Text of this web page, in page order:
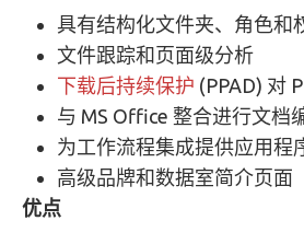
具有结构化文件夹、角色和
文件跟踪和页面级分析
下载后持续保护 (PPAD) 对
与 MS Office 整合进行文档
为工作流程集成提供应用程
高级品牌和数据室简介页面
优点